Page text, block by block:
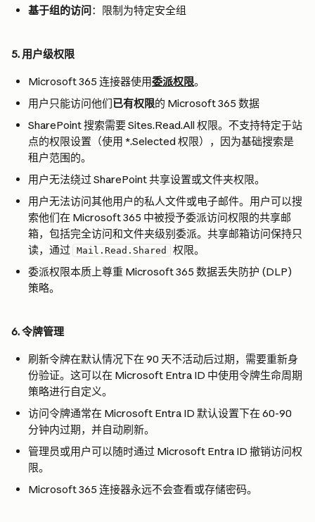
基于组的访问：限制为特定安全组
5. 用户级权限
Microsoft 365 连接器使用委派权限。
用户只能访问他们已有权限的 Microsoft 365 数据
SharePoint 搜索需要 Sites.Read.All 权限。不支持特定于站
点的权限设置（使用 *.Selected 权限），因为基础搜索是
租户范围的。
用户无法绕过 SharePoint 共享设置或文件夹权限。
用户无法访问其他用户的私人文件或电子邮件。用户可以搜
索他们在 Microsoft 365 中被授予委派访问权限的共享邮
箱，包括完全访问和文件夹级别委派。共享邮箱访问保持只
读，通过 Mail.Read.Shared
权限。
委派权限本质上尊重 Microsoft 365 数据丢失防护 (DLP)
策略。
6. 令牌管理
刷新令牌在默认情况下在 90 天不活动后过期，需要重新身
份验证。这可以在 Microsoft Entra ID 中使用令牌生命周期
策略进行自定义。
访问令牌通常在 Microsoft Entra ID 默认设置下在 60-90
分钟内过期，并自动刷新。
管理员或用户可以随时通过 Microsoft Entra ID 撤销访问权
限。
Microsoft 365 连接器永远不会查看或存储密码。